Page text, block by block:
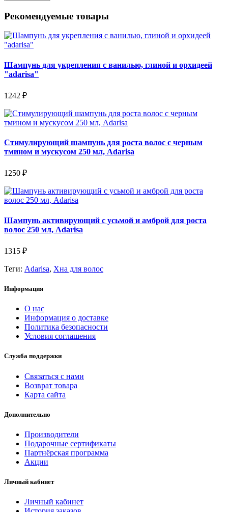
Рекомендуемые товары
Шампунь для укрепления с ванилью, глиной и орхидеей
"adarisa"
1242 ₽
Стимулирующий шампунь для роста волос с черным
тмином и мускусом 250 мл, Adarisa
1250 ₽
Шампунь активирующий с усьмой и амброй для роста
волос 250 мл, Adarisa
1315 ₽
Теги: Adarisa, Хна для волос
Информация
О нас
Информация о доставке
Политика безопасности
Условия соглашения
Служба поддержки
Связаться с нами
Возврат товара
Карта сайта
Дополнительно
Производители
Подарочные сертификаты
Партнёрская программа
Акции
Личный кабинет
Личный кабинет